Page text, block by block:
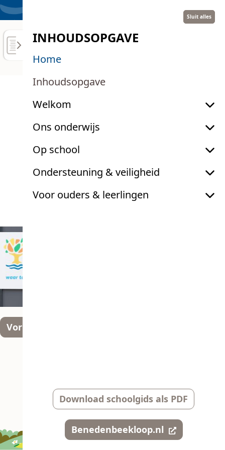
SCHOOLGIDS 2026-2027
Sluit alles
INHOUDSOPGAVE
Home
Inhoudsopgave
Welkom
Ons onderwijs
Op school
Ondersteuning & veiligheid
Voor ouders & leerlingen
Download schoolgids als PDF
Benedenbeekloop.nl
Schoolgids Beneden
Beekloop 2026-2027
SCHOOLGIDS 2026-2027
Vorige